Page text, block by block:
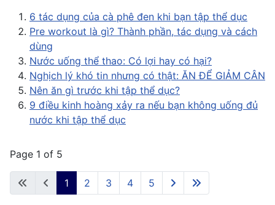
6 tác dụng của cà phê đen khi bạn tập thể dục
Pre workout là gì? Thành phần, tác dụng và cách
dùng
Nước uống thể thao: Có lợi hay có hại?
Nghịch lý khó tin nhưng có thật: ĂN ĐỂ GIẢM CÂN
Nên ăn gì trước khi tập thể dục?
9 điều kinh hoàng xảy ra nếu bạn không uống đủ
nước khi tập thể dục
Page 1 of 5
1 2 3 4 5